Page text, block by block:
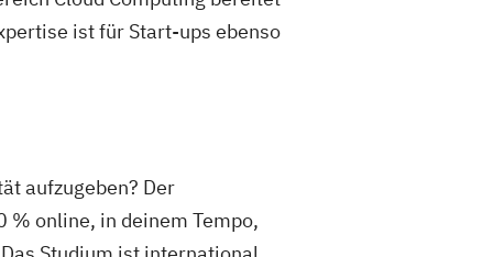
ist für Start-ups ebenso
aufzugeben? Der
% online, in deinem Tempo,